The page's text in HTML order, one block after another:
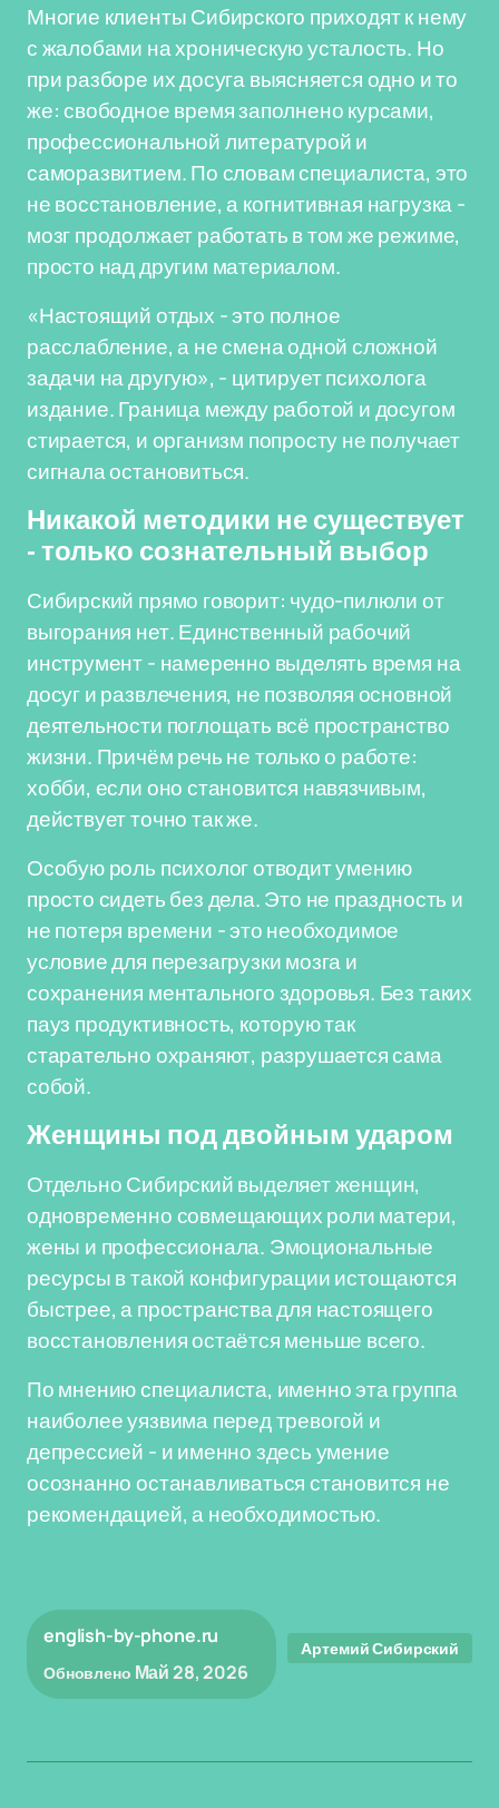
Многие клиенты Сибирского приходят к нему
с жалобами на хроническую усталость. Но
при разборе их досуга выясняется одно и то
же: свободное время заполнено курсами,
профессиональной литературой и
саморазвитием. По словам специалиста, это
не восстановление, а когнитивная нагрузка -
мозг продолжает работать в том же режиме,
просто над другим материалом.
«Настоящий отдых - это полное
расслабление, а не смена одной сложной
задачи на другую», - цитирует психолога
издание. Граница между работой и досугом
стирается, и организм попросту не получает
сигнала остановиться.
Никакой методики не существует
- только сознательный выбор
Сибирский прямо говорит: чудо-пилюли от
выгорания нет. Единственный рабочий
инструмент - намеренно выделять время на
досуг и развлечения, не позволяя основной
деятельности поглощать всё пространство
жизни. Причём речь не только о работе:
хобби, если оно становится навязчивым,
действует точно так же.
Особую роль психолог отводит умению
просто сидеть без дела. Это не праздность и
не потеря времени - это необходимое
условие для перезагрузки мозга и
сохранения ментального здоровья. Без таких
пауз продуктивность, которую так
старательно охраняют, разрушается сама
собой.
Женщины под двойным ударом
Отдельно Сибирский выделяет женщин,
одновременно совмещающих роли матери,
жены и профессионала. Эмоциональные
ресурсы в такой конфигурации истощаются
быстрее, а пространства для настоящего
восстановления остаётся меньше всего.
По мнению специалиста, именно эта группа
наиболее уязвима перед тревогой и
депрессией - и именно здесь умение
осознанно останавливаться становится не
рекомендацией, а необходимостью.
english-by-phone.ru
Обновлено Май 28, 2026
Артемий Сибирский